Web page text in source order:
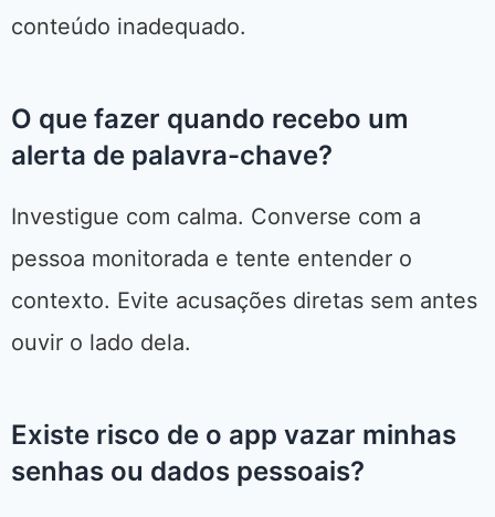
conteúdo inadequado.
O que fazer quando recebo um
alerta de palavra-chave?
Investigue com calma. Converse com a
pessoa monitorada e tente entender o
contexto. Evite acusações diretas sem antes
ouvir o lado dela.
Existe risco de o app vazar minhas
senhas ou dados pessoais?